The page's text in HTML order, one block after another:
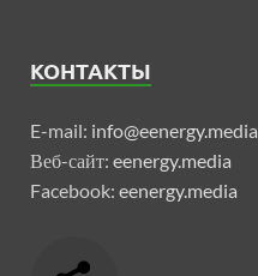
КОНТАКТЫ
E-mail: info@eenergy.media
Веб-сайт: eenergy.media
Facebook: eenergy.media